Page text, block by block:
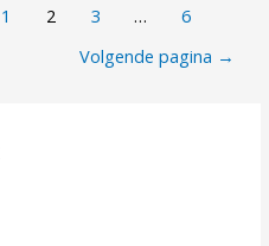
1 2 3 …
6
Volgende pagina →